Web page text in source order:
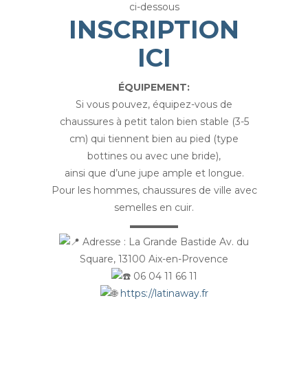
ci-dessous
INSCRIPTION
ICI
ÉQUIPEMENT:
Si vous pouvez, équipez-vous de
chaussures à petit talon bien stable (3-5
cm) qui tiennent bien au pied (type
bottines ou avec une bride),
ainsi que d’une jupe ample et longue.
Pour les hommes, chaussures de ville avec
semelles en cuir.
▬▬▬▬▬
Adresse : La Grande Bastide Av. du
Square, 13100 Aix-en-Provence
06 04 11 66 11
https://latinaway.fr